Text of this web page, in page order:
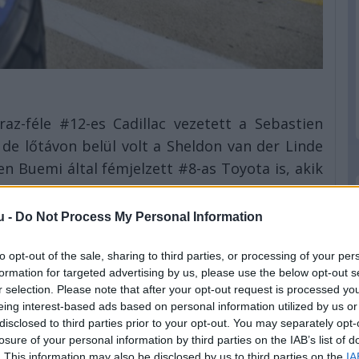
- Do Not Process My Personal Information
opt-out of the sale, sharing to third parties, or processing of your
for targeted advertising by us, please use the below opt-out
selection. Please note that after your opt-out request is processed
interest-based ads based on personal information utilized by us
to third parties prior to your opt-out. You may separately
of your personal information by third parties on the IAB’s list of
féle #12-es Cadillac vezetett a Sebastien
lőtávon belül volt a Sheldon van der Linde
Buemi által fémjelzett #8-as Toyota is, akik
Utóbbi viszont bokszutca-áthajtásos
kihágás miatt, a #38-ast pedig épp ezekben
ők körhátrányba kerülve kiszálltak a fő
es Toyotát, míg a Ferrarik közül az #51-es
A pole-pozíciós #15-ös BMW-nek pocsék
egy kontaktot követően defektet is kaptak.